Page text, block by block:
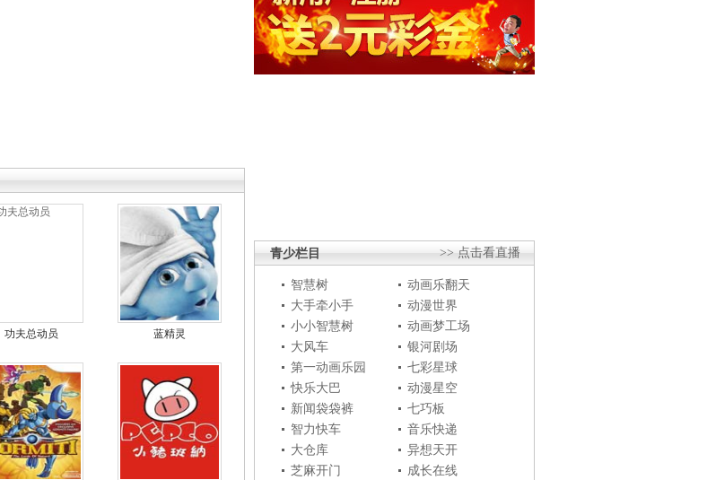
功夫总动员 蓝精灵
>> 点击看直播
青少栏目
智慧树
动画乐翻天
大手牵小手
动漫世界
小小智慧树
动画梦工场
大风车
银河剧场
第一动画乐园
七彩星球
快乐大巴
动漫星空
新闻袋袋裤
七巧板
智力快车
音乐快递
大仓库
异想天开
芝麻开门
成长在线